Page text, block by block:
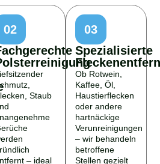
02
Staub
– ideal
03
Spezialisierte
Ob Rotwein,
Kaffee, Öl,
Haustierflecken
oder andere
hartnäckige
Verunreinigungen
– wir behandeln
betroffene
Stellen gezielt